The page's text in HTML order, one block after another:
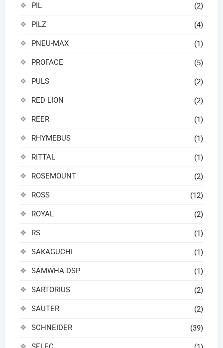
PIL (2)
PILZ (4)
PNEU-MAX (1)
PROFACE (5)
PULS (2)
RED LION (2)
REER (1)
RHYMEBUS (1)
RITTAL (1)
ROSEMOUNT (2)
ROSS (12)
ROYAL (2)
RS (1)
SAKAGUCHI (1)
SAMWHA DSP (1)
SARTORIUS (2)
SAUTER (2)
SCHNEIDER (39)